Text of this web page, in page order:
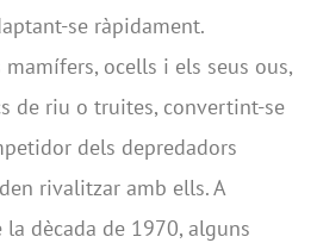
se ràpidament.
mamífers, ocells i els seus ous,
de riu o truites, convertint-se
dels depredadors
rivalitzar amb ells. A
la dècada de 1970, alguns